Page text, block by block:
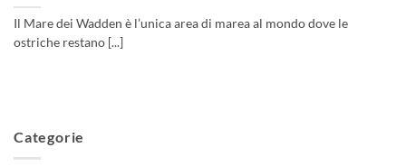
Il Mare dei Wadden è l’unica area di marea al mondo dove le
ostriche restano [...]
Categorie